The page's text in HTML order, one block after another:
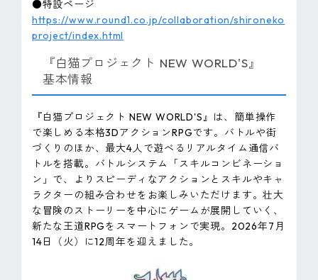
●特設ページ
https://www.round1.co.jp/collaboration/shironeko
project/index.html
『白猫プロジェクト NEW WORLD'S』
基本情報
『白猫プロジェクト NEW WORLD'S』は、簡単操作
で楽しめる本格3DアクションRPGです。バトルや街
づくりのほか、最大4人で遊べるリアルタイム通信バ
トルを搭載。バトルシステム「スキルコンビネーショ
ン」で、よりスピーディなアクションとスキルやキャ
ラクターの組み合わせをお楽しみいただけます。壮大
な冒険のストーリーを中心にゲームが展開していく、
新たな王道RPGをスマートフォンで実現。2026年7月
14日（火）に12周年を迎えました。